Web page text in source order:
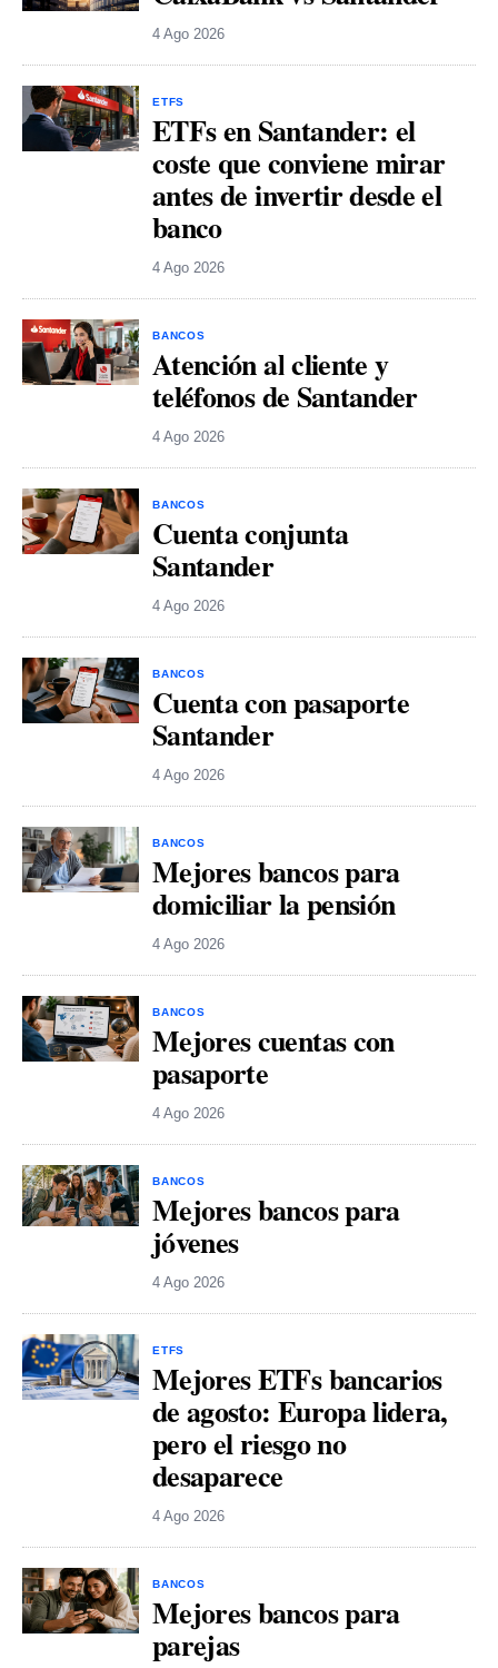
4 Ago 2026
ETFS
ETFs en Santander: el
coste que conviene mirar
antes de invertir desde el
banco
4 Ago 2026
BANCOS
Atención al cliente y
teléfonos de Santander
4 Ago 2026
BANCOS
Cuenta conjunta
Santander
4 Ago 2026
BANCOS
Cuenta con pasaporte
Santander
4 Ago 2026
BANCOS
Mejores bancos para
domiciliar la pensión
4 Ago 2026
BANCOS
Mejores cuentas con
pasaporte
4 Ago 2026
BANCOS
Mejores bancos para
jóvenes
4 Ago 2026
ETFS
Mejores ETFs bancarios
de agosto: Europa lidera,
pero el riesgo no
desaparece
4 Ago 2026
BANCOS
Mejores bancos para
parejas